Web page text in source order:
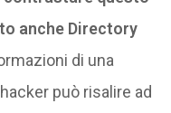
anche Directory
di una
può risalire ad